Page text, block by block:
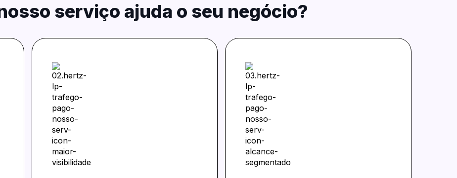
serviço ajuda o seu negócio?